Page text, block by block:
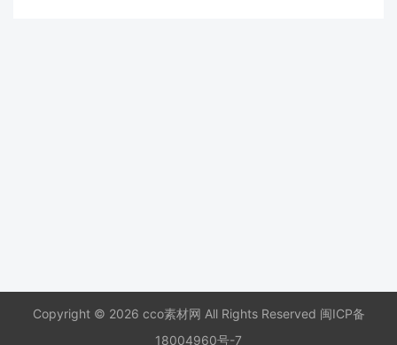
Copyright © 2026 cco素材网 All Rights Reserved 闽ICP备
18004960号-7